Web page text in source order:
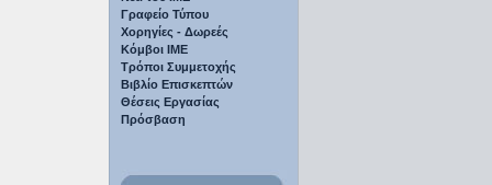
Γραφείο Τύπου
Χορηγίες - Δωρεές
Κόμβοι ΙΜΕ
Τρόποι Συμμετοχής
Βιβλίο Επισκεπτών
Θέσεις Εργασίας
Πρόσβαση